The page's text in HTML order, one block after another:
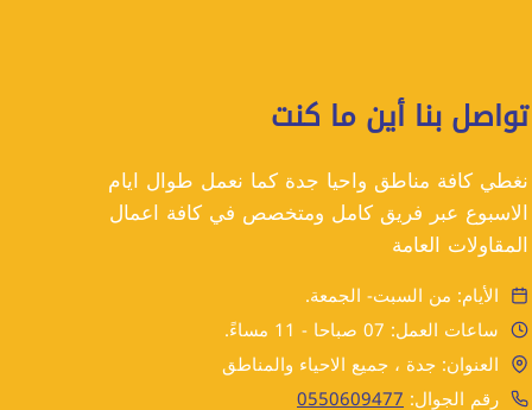
تواصل بنا أين ما كنت
نغطي كافة مناطق واحيا جدة كما نعمل طوال ايام
الاسبوع عبر فريق كامل ومتخصص في كافة اعمال
المقاولات العامة
الأيام: من السبت- الجمعة.
ساعات العمل: 07 صباحا - 11 مساءً.
العنوان: جدة ، جميع الاحياء والمناطق
رقم الجوال: 0550609477